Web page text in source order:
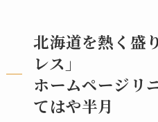
北海道を熱く盛
レス」
ホームページリ
てはや半月